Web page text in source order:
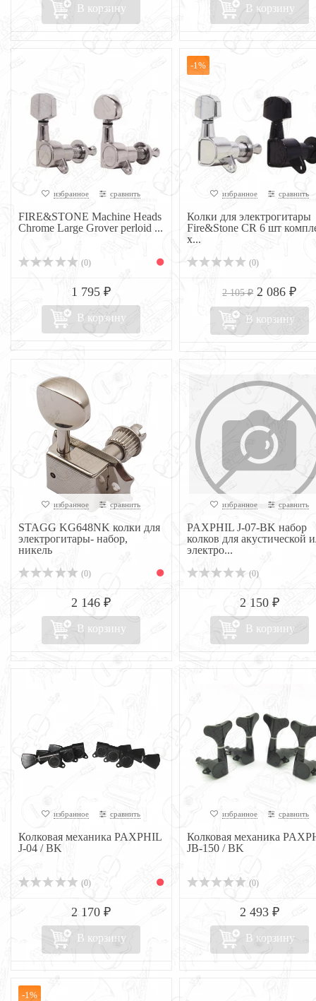
В корзину В корзину
избранное сравнить
FIRE&STONE Machine Heads
Chrome Large Grover perloid ...
(0)
1 795 ₽
В корзину
-1%
избранное сравнить
Колки для электрогитары
Fire&Stone CR 6 шт
х...
(0)
2 105 ₽ 2 086 ₽
В корзину
избранное сравнить
STAGG KG648NK колки для
электрогитары- набор,
никель
(0)
2 146 ₽
В корзину
избранное сравнить
PAXPHIL J-07-BK набор
колков для акустической
электро...
(0)
2 150 ₽
В корзину
избранное сравнить
Колковая механика PAXPHIL
J-04 / BK
(0)
2 170 ₽
В корзину
избранное сравнить
Колковая механика
JB-150 / BK
(0)
2 493 ₽
В корзину
-1%